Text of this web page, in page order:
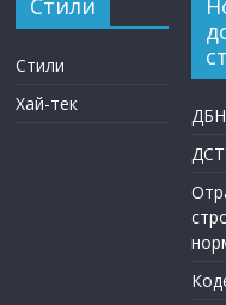
Стили
Хай-тек
ДБН